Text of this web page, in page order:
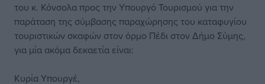
του κ. Κόνσολα προς την Υπουργό Τουρισμού για την
παράταση της σύμβασης παραχώρησης του καταφυγίου
τουριστικών σκαφών στον όρμο Πέδι στον Δήμο Σύμης,
για μία ακόμα δεκαετία είναι:
Κυρία Υπουργέ,